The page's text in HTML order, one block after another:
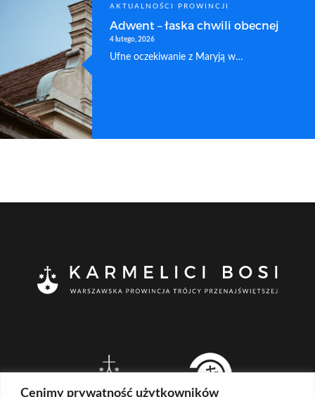
Cenimy prywatność użytkowników
AKTUALNOŚCI PROWINCJI
Adwent – łaska chwili obecnej
4 lutego, 2026
Ufne oczekiwanie z Maryją w…